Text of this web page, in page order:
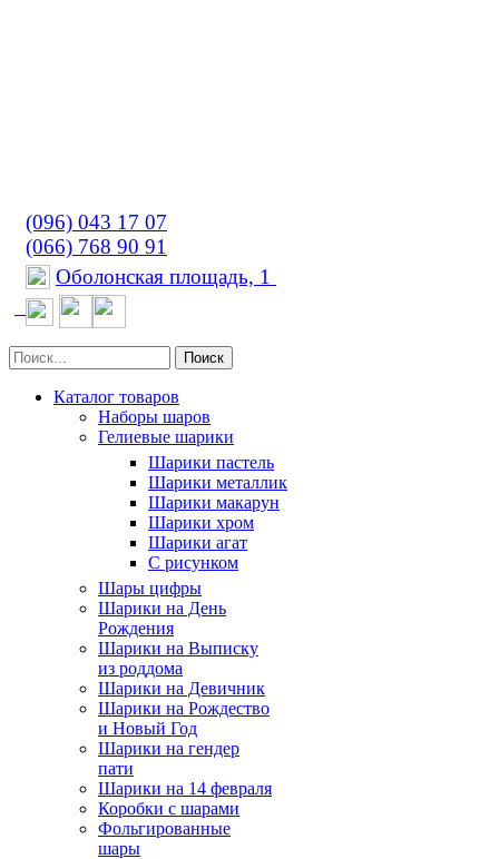
(096) 043 17 07
(066) 768 90 91
Оболонская площадь, 1
Поиск
Каталог товаров
Наборы шаров
Гелиевые шарики
Шарики пастель
Шарики металлик
Шарики макарун
Шарики хром
Шарики агат
С рисунком
Шары цифры
Шарики на День
Рождения
Шарики на Выписку
из роддома
Шарики на Девичник
Шарики на Рождество
и Новый Год
Шарики на гендер
пати
Шарики на 14 февраля
Коробки с шарами
Фольгированные
шары